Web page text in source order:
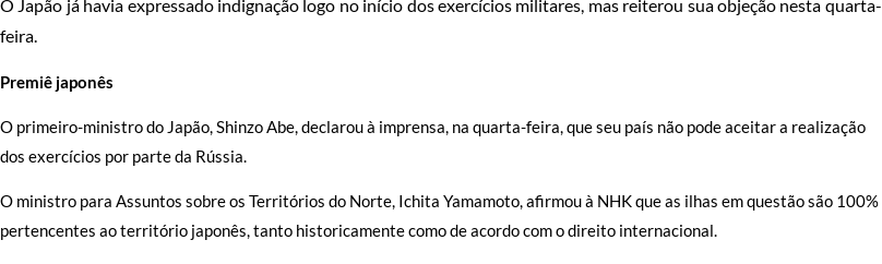
O Japão já havia expressado indignação logo no início dos exercícios militares, mas reiterou sua objeção nesta quarta-
feira.
Premiê japonês
O primeiro-ministro do Japão, Shinzo Abe, declarou à imprensa, na quarta-feira, que seu país não pode aceitar a realização
dos exercícios por parte da Rússia.
O ministro para Assuntos sobre os Territórios do Norte, Ichita Yamamoto, afirmou à NHK que as ilhas em questão são 100%
pertencentes ao território japonês, tanto historicamente como de acordo com o direito internacional.